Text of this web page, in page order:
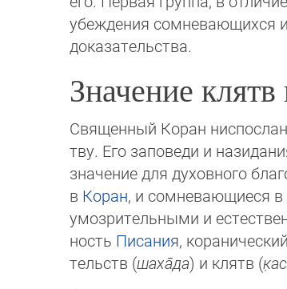
убеждения сомневающихся
доказательства.
Значение
Священный Коран
тву. Его заповеди и
значение для духовного
в Коран, и сомневающиеся
умозрительными и
ность Писания,
тельств (шаха̄да) и клятв (